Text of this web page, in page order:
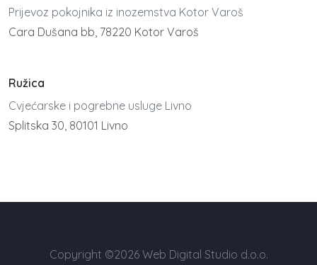
Prijevoz pokojnika iz inozemstva Kotor Varoš
Cara Dušana bb, 78220 Kotor Varoš
Ružica
Cvjećarske i pogrebne usluge Livno
Splitska 30, 80101 Livno
Copyright ©2026 Web Digital Studio d.o.o.